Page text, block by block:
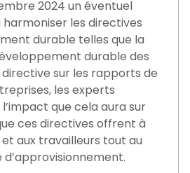
2024 un éventuel
les directives
durable telles que la
durable des
sur les rapports de
les experts
que cela aura sur
ces directives offrent à
aux travailleurs tout au